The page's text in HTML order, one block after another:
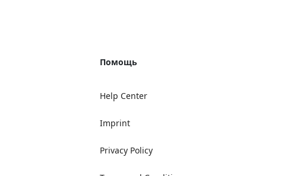
Помощь
Help Center
Imprint
Privacy Policy